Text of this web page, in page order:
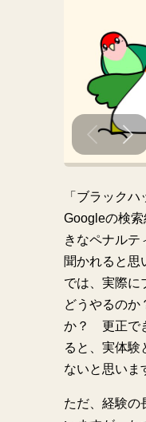
「ブラック
Googleの検
きなペナルテ
聞かれると思
では、実際に
どうやるの
か？ 更正で
ると、実体験
ないと思いま
ただ、経験の